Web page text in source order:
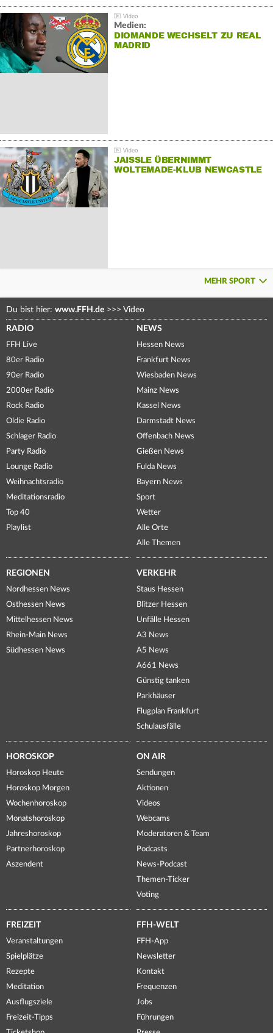
Medien:
DIOMANDE WECHSELT ZU REAL
MADRID
JAISSLE ÜBERNIMMT
WOLTEMADE-KLUB NEWCASTLE
MEHR SPORT
Du bist hier: www.FFH.de >>> Video
RADIO
FFH Live
80er Radio
90er Radio
2000er Radio
Rock Radio
Oldie Radio
Schlager Radio
Party Radio
Lounge Radio
Weihnachtsradio
Meditationsradio
Top 40
Playlist
NEWS
Hessen News
Frankfurt News
Wiesbaden News
Mainz News
Kassel News
Darmstadt News
Offenbach News
Gießen News
Fulda News
Bayern News
Sport
Wetter
Alle Orte
Alle Themen
REGIONEN
Nordhessen News
Osthessen News
Mittelhessen News
Rhein-Main News
Südhessen News
VERKEHR
Staus Hessen
Blitzer Hessen
Unfälle Hessen
A3 News
A5 News
A661 News
Günstig tanken
Parkhäuser
Flugplan Frankfurt
Schulausfälle
HOROSKOP
Horoskop Heute
Horoskop Morgen
Wochenhoroskop
Monatshoroskop
Jahreshoroskop
Partnerhoroskop
Aszendent
ON AIR
Sendungen
Aktionen
Videos
Webcams
Moderatoren & Team
Podcasts
News-Podcast
Themen-Ticker
Voting
FREIZEIT
Veranstaltungen
Spielplätze
Rezepte
Meditation
Ausflugsziele
Freizeit-Tipps
FFH-WELT
FFH-App
Newsletter
Kontakt
Frequenzen
Jobs
Führungen